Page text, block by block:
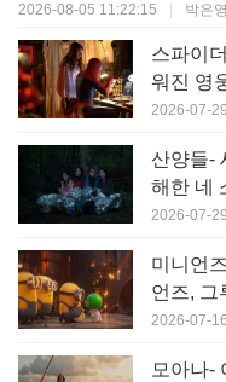
2026-08-05 11:22:15 박은
스파이
워진 영
르다 (오
2026-07-
산양들-
해한 네
2026-07-
미니언
언즈, 그
7 | 작품
2026-07-
모아나-